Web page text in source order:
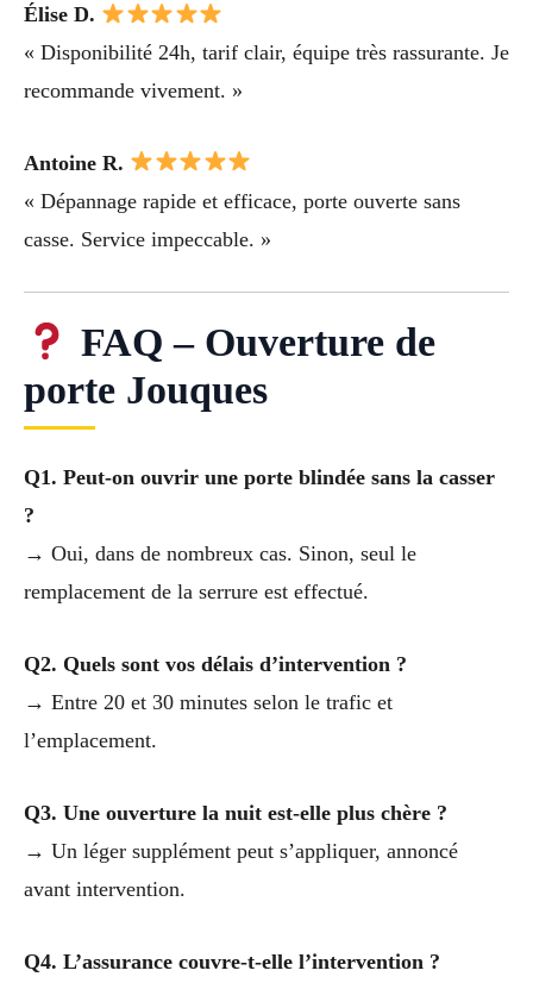
Élise D.
« Disponibilité 24h, tarif clair, équipe très rassurante. Je
recommande vivement. »
Antoine R.
« Dépannage rapide et efficace, porte ouverte sans
casse. Service impeccable. »
FAQ – Ouverture de
porte Jouques
Q1. Peut-on ouvrir une porte blindée sans la casser
?
→ Oui, dans de nombreux cas. Sinon, seul le
remplacement de la serrure est effectué.
Q2. Quels sont vos délais d’intervention ?
→ Entre 20 et 30 minutes selon le trafic et
l’emplacement.
Q3. Une ouverture la nuit est-elle plus chère ?
→ Un léger supplément peut s’appliquer, annoncé
avant intervention.
Q4. L’assurance couvre-t-elle l’intervention ?